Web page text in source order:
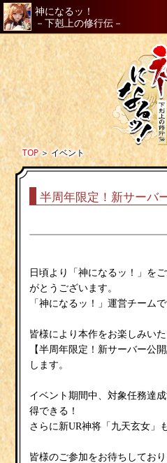
神になるッ！
－下剋上の修行伝－
TOP＞イベント
半周年限定！新サーバ
日頃より「神になるッ！」を
がとうございます。
「神になるッ！」運営チームで
皆様により本作をお楽しみいた
【半周年限定！新サーバー公
します。
イベント期間中、対象任務達
得できる！
さらに新UR神将「九天玄女」
皆様のご参加をお待ちしており